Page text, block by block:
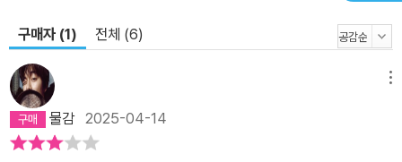
문학 기획의 틀에서 벗어나 7개 언어권별, 주요 사조별 대표시선을
은 ‘창비세계문학 단편선’(전 9권)을 바탕으로 주요 작가의 중단편선
집을 지속적으로 발간할 예정이다. 최고의 번역, 새로운 해설 ‘창비세
계문학’은 해당 작가를 전공한 중견 학자와 최고의 번역진으로 여러
구매자 (1) 전체 (6)
물감2025-04-14